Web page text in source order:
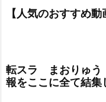
【人気のおすすめ動
転スラ まおりゅう
報をここに全て結集